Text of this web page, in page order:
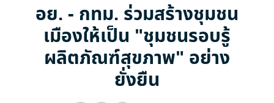
อย. - กทม. ร่วมสร้างชุมชน
เมืองให้เป็น "ชุมชนรอบรู้
ผลิตภัณฑ์สุขภาพ" อย่าง
ยั่งยืน